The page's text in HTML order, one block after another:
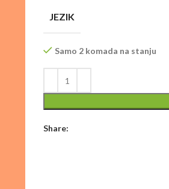
JEZIK
Samo 2 komada na stanju
Share: